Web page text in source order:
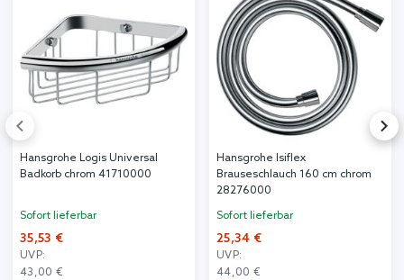
Hansgrohe Logis Universal
Badkorb chrom 41710000
Sofort lieferbar
35,53 €
UVP:
43,00 €
Hansgrohe Isiflex
Brauseschlauch 160 cm chrom
28276000
Sofort lieferbar
25,34 €
UVP:
44,00 €